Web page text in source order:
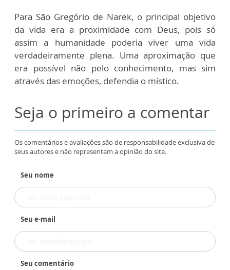
Para São Gregório de Narek, o principal objetivo
da vida era a proximidade com Deus, pois só
assim a humanidade poderia viver uma vida
verdadeiramente plena. Uma aproximação que
era possível não pelo conhecimento, mas sim
através das emoções, defendia o místico.
Seja o primeiro a comentar
Os comentários e avaliações são de responsabilidade exclusiva de
seus autores e não representam a opinião do site.
Seu nome
Seu e-mail
Seu comentário